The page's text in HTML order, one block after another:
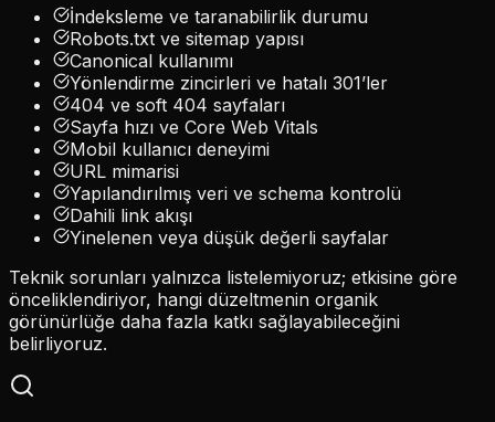
İndeksleme ve taranabilirlik durumu
Robots.txt ve sitemap yapısı
Canonical kullanımı
Yönlendirme zincirleri ve hatalı 301’ler
404 ve soft 404 sayfaları
Sayfa hızı ve Core Web Vitals
Mobil kullanıcı deneyimi
URL mimarisi
Yapılandırılmış veri ve schema kontrolü
Dahili link akışı
Yinelenen veya düşük değerli sayfalar
Teknik sorunları yalnızca listelemiyoruz; etkisine göre
önceliklendiriyor, hangi düzeltmenin organik
görünürlüğe daha fazla katkı sağlayabileceğini
belirliyoruz.